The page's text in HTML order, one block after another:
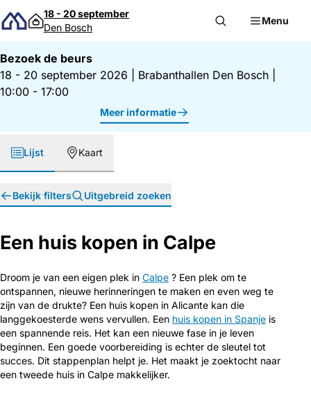
Direct naar inhoud
18 - 20 september
Den Bosch
Menu
Bezoek de beurs
18 - 20 september 2026
Brabanthallen Den Bosch
10:00 - 17:00
Meer informatie
Lijst Kaart
Bekijk filters Uitgebreid zoeken
Een huis kopen in Calpe
Droom je van een eigen plek in Calpe ? Een plek om te
ontspannen, nieuwe herinneringen te maken en even weg te
zijn van de drukte? Een huis kopen in Alicante kan die
langgekoesterde wens vervullen. Een huis kopen in Spanje is
een spannende reis. Het kan een nieuwe fase in je leven
beginnen. Een goede voorbereiding is echter de sleutel tot
succes. Dit stappenplan helpt je. Het maakt je zoektocht naar
een tweede huis in Calpe makkelijker.